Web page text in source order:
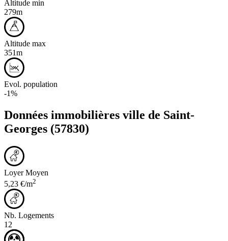
Altitude min
279m
Altitude max
351m
Evol. population
-1%
Données immobilières ville de Saint-
Georges (57830)
Loyer Moyen
5,23 €/m2
Nb. Logements
12